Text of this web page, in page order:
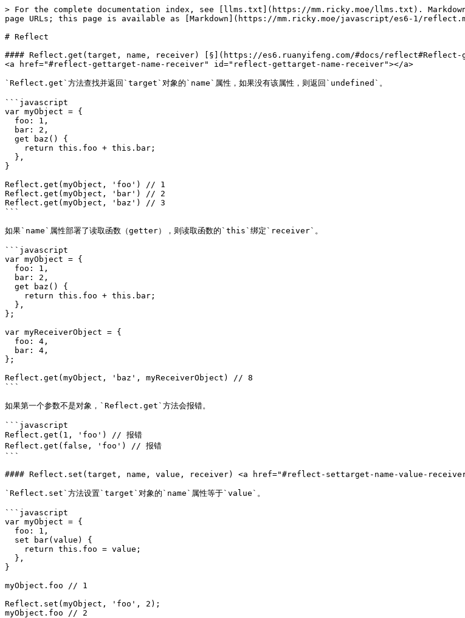
> For the complete documentation index, see [llms.txt](https://mm.ricky.moe/llms.txt).
page URLs; this page is available as [Markdown](https://mm.ricky.moe/javascript/es6-1/
# Reflect
#### Reflect.get(target, name, receiver) [§](https://es6.ruanyifeng.com/#docs/
<a href="#reflect-gettarget-name-receiver" id="reflect-gettarget-name-receiver"></a>
`Reflect.get`方法查找并返回`target`对象的`name`属性，如果没有该属性，则返回`undefined`。
```javascript
var myObject = {
}
Reflect.get(myObject, 'foo') // 1
Reflect.get(myObject, 'bar') // 2
Reflect.get(myObject, 'baz') // 3
```
如果`name`属性部署了读取函数（getter），则读取函数的`this`绑定`receiver`。
```javascript
var myObject = {
};
var myReceiverObject = {
};
Reflect.get(myObject, 'baz', myReceiverObject) // 8
```
如果第一个参数不是对象，`Reflect.get`方法会报错。
```javascript
Reflect.get(1, 'foo') // 报错
Reflect.get(false, 'foo') // 报错
```
#### Reflect.set(target, name, value, receiver) <a href="#reflect-settarget-name-value-
`Reflect.set`方法设置`target`对象的`name`属性等于`value`。
```javascript
var myObject = {
}
myObject.foo // 1
Reflect.set(myObject, 'foo', 2);
myObject.foo // 2